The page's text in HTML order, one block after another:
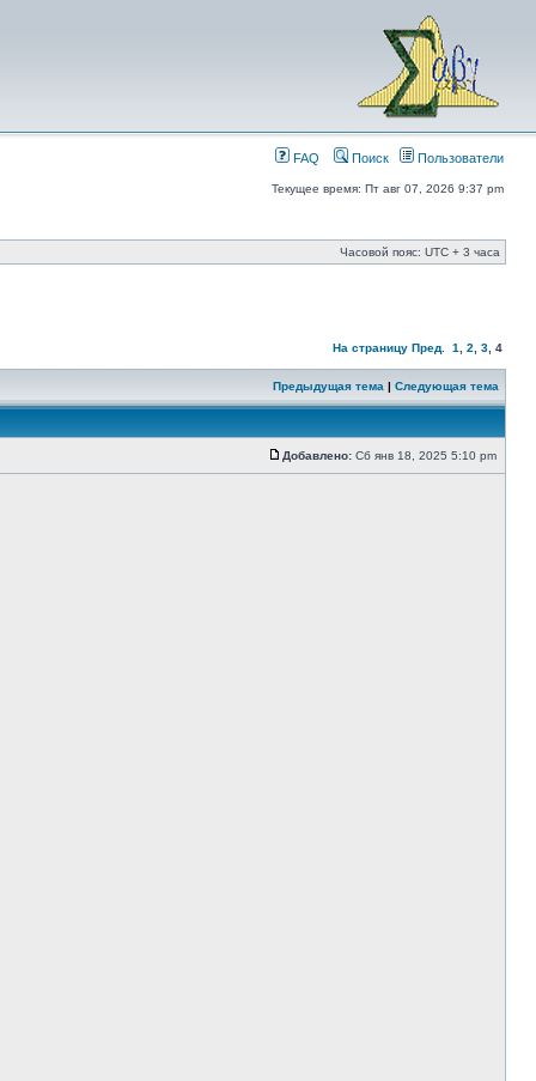
FAQ Поиск Пользователи
Текущее время: Пт авг 07, 2026 9:37 pm
Часовой пояс: UTC + 3 часа
На страницу Пред. 1 2 3 4
Предыдущая тема | Следующая тема
Добавлено: Сб янв 18, 2025 5:10 pm